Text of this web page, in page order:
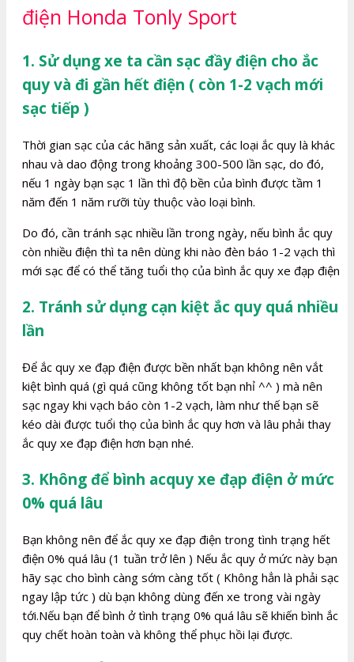
điện Honda Tonly Sport
1. Sử dụng xe ta cần sạc đầy điện cho ắc
quy và đi gần hết điện ( còn 1-2 vạch mới
sạc tiếp )
Thời gian sạc của các hãng sản xuất, các loại ắc quy là khác
nhau và dao động trong khoảng 300-500 lần sạc, do đó,
nếu 1 ngày bạn sạc 1 lần thì độ bền của bình được tầm 1
năm đến 1 năm rưỡi tùy thuộc vào loại bình.
Do đó, cần tránh sạc nhiều lần trong ngày, nếu bình ắc quy
còn nhiều điện thì ta nên dùng khi nào đèn báo 1-2 vạch thì
mới sạc để có thể tăng tuổi thọ của bình ắc quy xe đạp điện
2. Tránh sử dụng cạn kiệt ắc quy quá nhiều
lần
Để ắc quy xe đạp điện được bền nhất bạn không nên vắt
kiệt bình quá (gì quá cũng không tốt bạn nhỉ ^^ ) mà nên
sạc ngay khi vạch báo còn 1-2 vạch, làm như thế bạn sẽ
kéo dài được tuổi thọ của bình ắc quy hơn và lâu phải thay
ắc quy xe đạp điện hơn bạn nhé.
3. Không để bình acquy xe đạp điện ở mức
0% quá lâu
Bạn không nên để ắc quy xe đạp điện trong tình trạng hết
điện 0% quá lâu (1 tuần trở lên ) Nếu ắc quy ở mức này bạn
hãy sạc cho bình càng sớm càng tốt ( Không hẳn là phải sạc
ngay lập tức ) dù bạn không dùng đến xe trong vài ngày
tới.Nếu bạn để bình ở tình trạng 0% quá lâu sẽ khiến bình ắc
quy chết hoàn toàn và không thể phục hồi lại được.